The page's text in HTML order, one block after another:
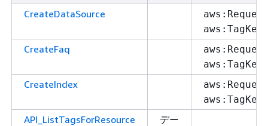
CreateDataSource
CreateFaq
CreateIndex
API_ListTagsForResource
デー